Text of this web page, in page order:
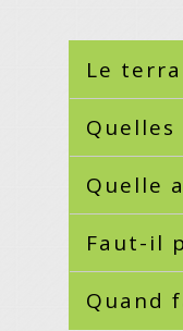
Le
Quelle
Faut-il
Quand